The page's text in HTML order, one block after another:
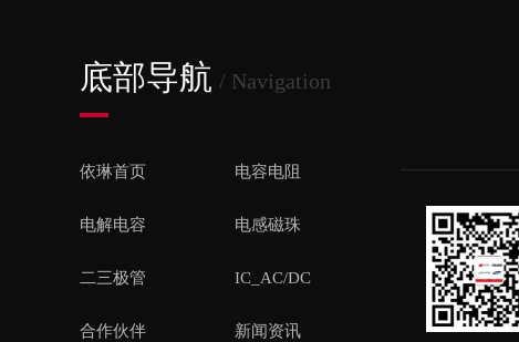
底部导航 / Navigation
依琳首页 电容电阻
电解电容 电感磁珠
二三极管 IC_AC/DC
合作伙伴 新闻资讯